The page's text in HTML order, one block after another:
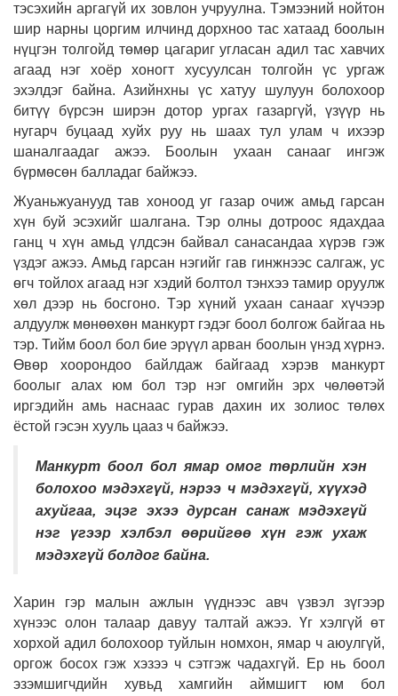
тэсэхийн аргагүй их зовлон учруулна. Тэмээний нойтон
шир нарны цоргим илчинд дорхноо тас хатаад боолын
нүцгэн толгойд төмөр цагариг угласан адил тас хавчих
агаад нэг хоёр хоногт хусуулсан толгойн үс ургаж
эхэлдэг байна. Азийнхны үс хатуу шулуун болохоор
битүү бүрсэн ширэн дотор ургах газаргүй, үзүүр нь
нугарч буцаад хуйх руу нь шаах тул улам ч ихээр
шаналгаадаг ажээ. Боолын ухаан санааг ингэж
бүрмөсөн балладаг байжээ.
Жуаньжуанууд тав хоноод уг газар очиж амьд гарсан
хүн буй эсэхийг шалгана. Тэр олны дотроос ядахдаа
ганц ч хүн амьд үлдсэн байвал санасандаа хүрэв гэж
үздэг ажээ. Амьд гарсан нэгийг гав гинжнээс салгаж, ус
өгч тойлох агаад нэг хэдий болтол тэнхээ тамир оруулж
хөл дээр нь босгоно. Тэр хүний ухаан санааг хүчээр
алдуулж мөнөөхөн манкурт гэдэг боол болгож байгаа нь
тэр. Тийм боол бол бие эрүүл арван боолын үнэд хүрнэ.
Өвөр хоорондоо байлдаж байгаад хэрэв манкурт
боолыг алах юм бол тэр нэг омгийн эрх чөлөөтэй
иргэдийн амь наснаас гурав дахин их золиос төлөх
ёстой гэсэн хууль цааз ч байжээ.
Манкурт боол бол ямар омог төрлийн хэн
болохоо мэдэхгүй, нэрээ ч мэдэхгүй, хүүхэд
ахуйгаа, эцэг эхээ дурсан санаж мэдэхгүй
нэг үгээр хэлбэл өөрийгөө хүн гэж ухаж
мэдэхгүй болдог байна.
Харин гэр малын ажлын үүднээс авч үзвэл зүгээр
хүнээс олон талаар давуу талтай ажээ. Үг хэлгүй өт
хорхой адил болохоор туйлын номхон, ямар ч аюулгүй,
оргож босох гэж хэзээ ч сэтгэж чадахгүй. Ер нь боол
эзэмшигчдийн хувьд хамгийн аймшигт юм бол